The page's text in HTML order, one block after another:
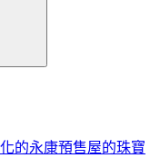
的永康預售屋的珠寶